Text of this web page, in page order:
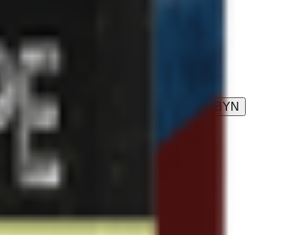
Суп-пюре «Гороховый» с гренками 0.88BYN BYN